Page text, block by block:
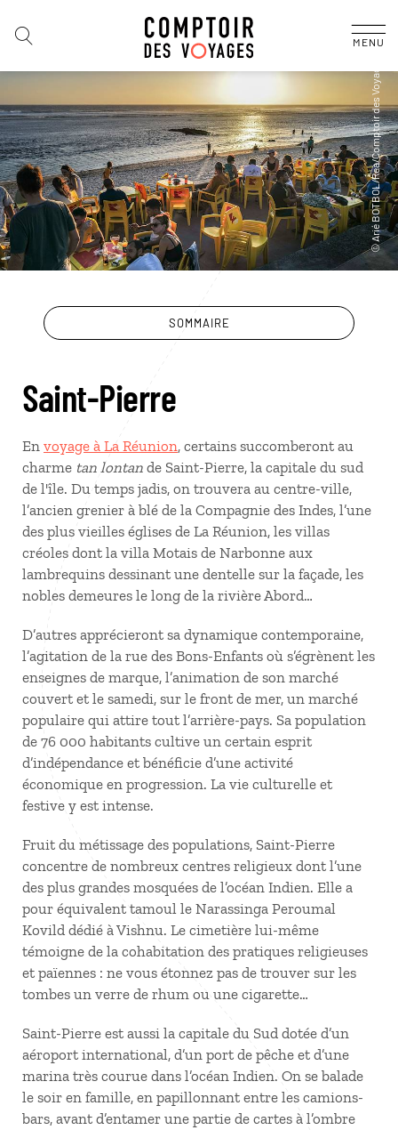
MENU
SOMMAIRE
Saint-Pierre
En voyage à La Réunion, certains succomberont au
charme tan lontan de Saint-Pierre, la capitale du sud
de l'île. Du temps jadis, on trouvera au centre-ville,
l’ancien grenier à blé de la Compagnie des Indes, l’une
des plus vieilles églises de La Réunion, les villas
créoles dont la villa Motais de Narbonne aux
lambrequins dessinant une dentelle sur la façade, les
nobles demeures le long de la rivière Abord…
D’autres apprécieront sa dynamique contemporaine,
l’agitation de la rue des Bons-Enfants où s’égrènent les
enseignes de marque, l’animation de son marché
couvert et le samedi, sur le front de mer, un marché
populaire qui attire tout l’arrière-pays. Sa population
de 76 000 habitants cultive un certain esprit
d’indépendance et bénéficie d’une activité
économique en progression. La vie culturelle et
festive y est intense.
Fruit du métissage des populations, Saint-Pierre
concentre de nombreux centres religieux dont l’une
des plus grandes mosquées de l’océan Indien. Elle a
pour équivalent tamoul le Narassinga Peroumal
Kovild dédié à Vishnu. Le cimetière lui-même
témoigne de la cohabitation des pratiques religieuses
et païennes : ne vous étonnez pas de trouver sur les
tombes un verre de rhum ou une cigarette…
Saint-Pierre est aussi la capitale du Sud dotée d’un
aéroport international, d’un port de pêche et d’une
marina très courue dans l’océan Indien. On se balade
le soir en famille, en papillonnant entre les camions-
bars, avant d’entamer une partie de cartes à l’ombre